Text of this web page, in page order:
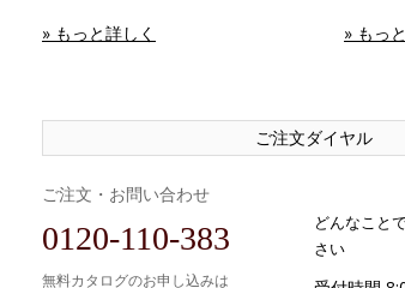
» もっと詳しく » もっ
ご注文ダイヤル
ご注文・お問い合わせ
0120-110-383
無料カタログのお申し込みは
どんなこと
さい